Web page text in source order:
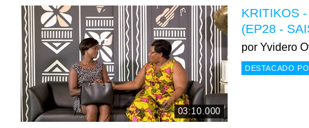
03:10.000
KRITIKOS
(EP28 -
por Yvidero
DESTACADO